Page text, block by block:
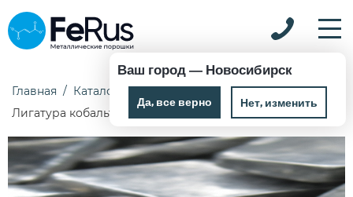
Ваш город — Новосибирск
Да, все верно Нет, изменить
Главная Каталог Лигатура
Лигатура кобальт
Лигатура кобальт CoMo